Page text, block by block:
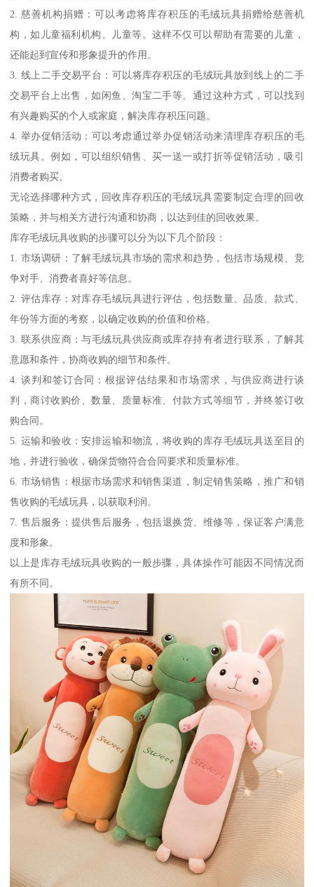
2. 慈善机构捐赠：可以考虑将库存积压的毛绒玩具捐赠给慈善机
构，如儿童福利机构、儿童等。这样不仅可以帮助有需要的儿童，
还能起到宣传和形象提升的作用。
3. 线上二手交易平台：可以将库存积压的毛绒玩具放到线上的二手
交易平台上出售，如闲鱼、淘宝二手等。通过这种方式，可以找到
有兴趣购买的个人或家庭，解决库存积压问题。
4. 举办促销活动：可以考虑通过举办促销活动来清理库存积压的毛
绒玩具。例如，可以组织销售、买一送一或打折等促销活动，吸引
消费者购买。
无论选择哪种方式，回收库存积压的毛绒玩具需要制定合理的回收
策略，并与相关方进行沟通和协商，以达到佳的回收效果。
库存毛绒玩具收购的步骤可以分为以下几个阶段：
1. 市场调研：了解毛绒玩具市场的需求和趋势，包括市场规模、竞
争对手、消费者喜好等信息。
2. 评估库存：对库存毛绒玩具进行评估，包括数量、品质、款式、
年份等方面的考察，以确定收购的价值和价格。
3. 联系供应商：与毛绒玩具供应商或库存持有者进行联系，了解其
意愿和条件，协商收购的细节和条件。
4. 谈判和签订合同：根据评估结果和市场需求，与供应商进行谈
判，商讨收购价、数量、质量标准、付款方式等细节，并终签订收
购合同。
5. 运输和验收：安排运输和物流，将收购的库存毛绒玩具送至目的
地，并进行验收，确保货物符合合同要求和质量标准。
6. 市场销售：根据市场需求和销售渠道，制定销售策略，推广和销
售收购的毛绒玩具，以获取利润。
7. 售后服务：提供售后服务，包括退换货、维修等，保证客户满意
度和形象。
以上是库存毛绒玩具收购的一般步骤，具体操作可能因不同情况而
有所不同。